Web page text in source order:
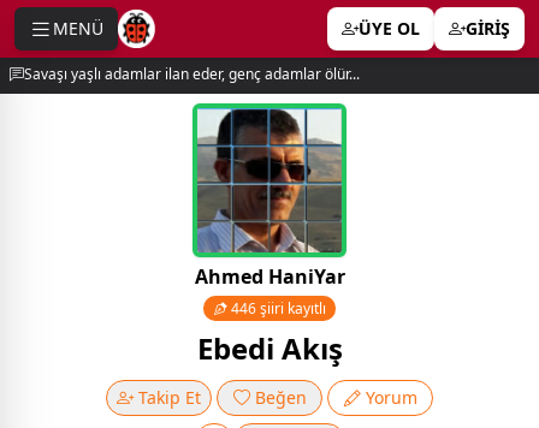
MENÜ ÜYE OL GİRİŞ
Savaşı yaşlı adamlar ilan eder, genç adamlar ölür...
Ahmed HaniYar
446 şiiri kayıtlı
Ebedi Akış
Takip Et Beğen
Yorum
menu